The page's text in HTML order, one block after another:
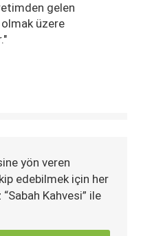
gelen
üzere
yön veren
edebilmek için her
Kahvesi” ile